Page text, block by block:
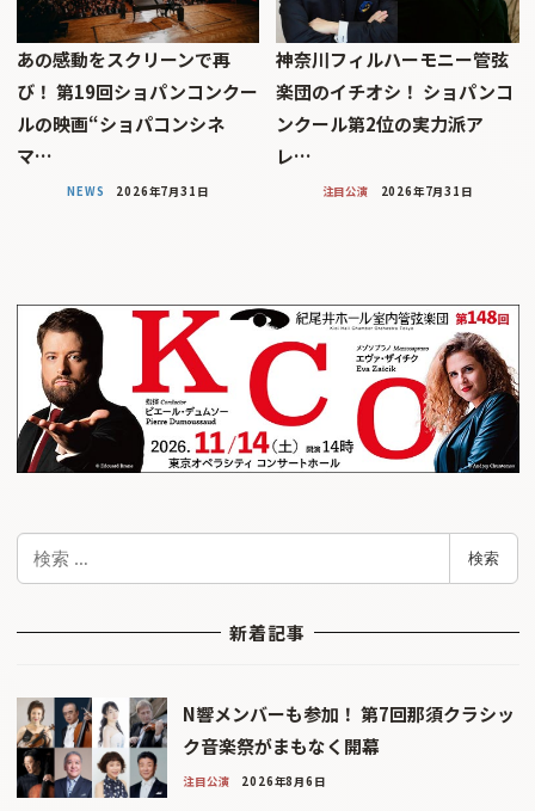
あの感動をスクリーンで再
び！ 第19回ショパンコンクー
ルの映画“ショパコンシネ
マ…
NEWS 2026年7月31日
神奈川フィルハーモニー管弦
楽団のイチオシ！ ショパンコ
ンクール第2位の実力派ア
レ…
注目公演 2026年7月31日
検
検索
新着記事
N響メンバーも参加！ 第7回那須クラシッ
ク音楽祭がまもなく開幕
注目公演 2026年8月6日